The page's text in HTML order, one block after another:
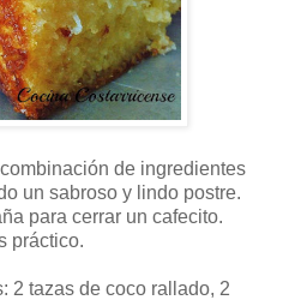
de ingredientes
un sabroso y lindo postre.
para cerrar un cafecito.
práctico.
2 tazas de coco rallado, 2